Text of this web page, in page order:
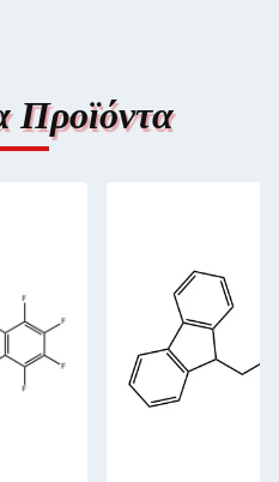
Προϊόντα